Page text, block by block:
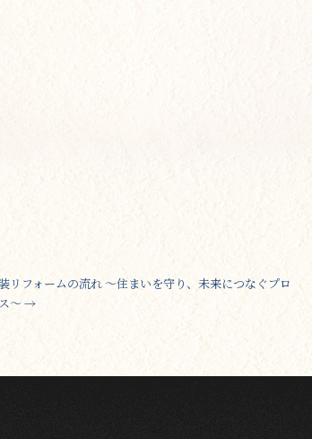
リフォームの流れ 〜住まいを守り、未来につなぐプロ
〜 →